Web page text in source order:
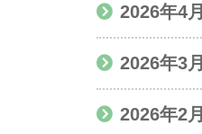
2026年4月
2026年3月
2026年2月